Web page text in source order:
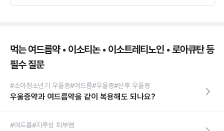
먹는 여드름약 • 이소티논 • 이소트레티노인 • 로아큐탄 등
필수 질문
#소아청소년기 우울증#여드름#우울증#산후 우울증
우울증약과 여드름약을 같이 복용해도 되나요?
#여드름#지루성 피부염